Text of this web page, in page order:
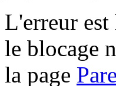
L'erreur est
le blocage
la page